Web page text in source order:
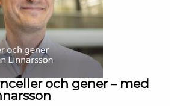
och gener – med